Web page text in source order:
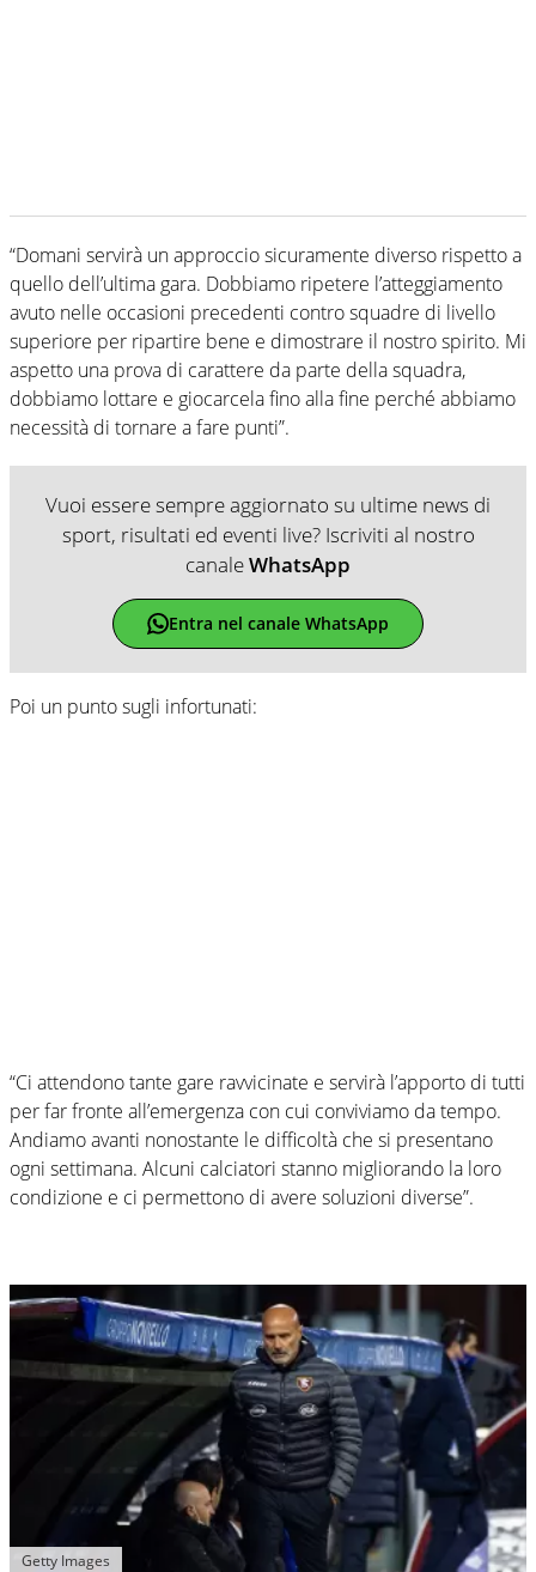
“Domani servirà un approccio sicuramente diverso rispetto a
quello dell’ultima gara. Dobbiamo ripetere l’atteggiamento
avuto nelle occasioni precedenti contro squadre di livello
superiore per ripartire bene e dimostrare il nostro spirito. Mi
aspetto una prova di carattere da parte della squadra,
dobbiamo lottare e giocarcela fino alla fine perché abbiamo
necessità di tornare a fare punti”.
Vuoi essere sempre aggiornato su ultime news di
sport, risultati ed eventi live? Iscriviti al nostro
canaleWhatsApp
Entra nel canale WhatsApp
Poi un punto sugli infortunati:
“Ci attendono tante gare ravvicinate e servirà l’apporto di tutti
per far fronte all’emergenza con cui conviviamo da tempo.
Andiamo avanti nonostante le difficoltà che si presentano
ogni settimana. Alcuni calciatori stanno migliorando la loro
condizione e ci permettono di avere soluzioni diverse”.
Getty Images